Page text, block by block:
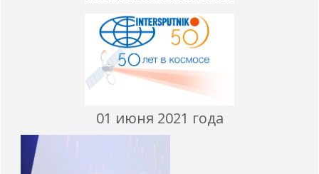
01 июня 2021 года